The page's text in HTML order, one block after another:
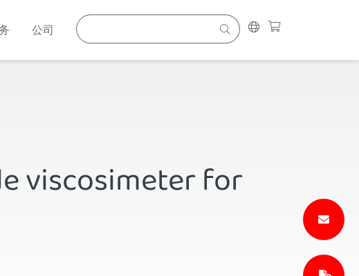
公司
viscosimeter for